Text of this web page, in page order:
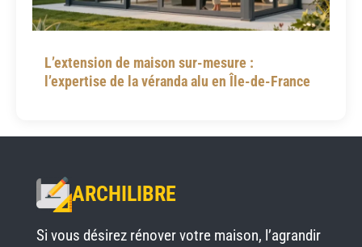
L’extension de maison sur-mesure :
l’expertise de la véranda alu en Île-de-France
ARCHILIBRE
Si vous désirez rénover votre maison, l’agrandir